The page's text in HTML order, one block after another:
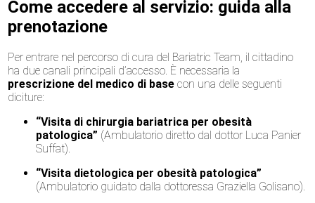
Come accedere al servizio: guida alla
prenotazione
Per entrare nel percorso di cura del Bariatric Team, il cittadino
ha due canali principali d’accesso. È necessaria la
prescrizione del medico di base con una delle seguenti
diciture:
“Visita di chirurgia bariatrica per obesità
patologica” (Ambulatorio diretto dal dottor Luca Panier
Suffat).
“Visita dietologica per obesità patologica”
(Ambulatorio guidato dalla dottoressa Graziella Golisano).